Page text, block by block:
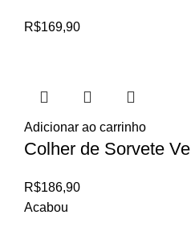
R$169,90
Adicionar ao carrinho
Colher de Sorvete
R$186,90
Acabou